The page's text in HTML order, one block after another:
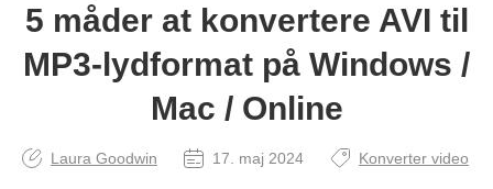
5 måder at konvertere AVI til
MP3-lydformat på Windows /
Mac / Online
Laura Goodwin 17. maj 2024 Konverter video